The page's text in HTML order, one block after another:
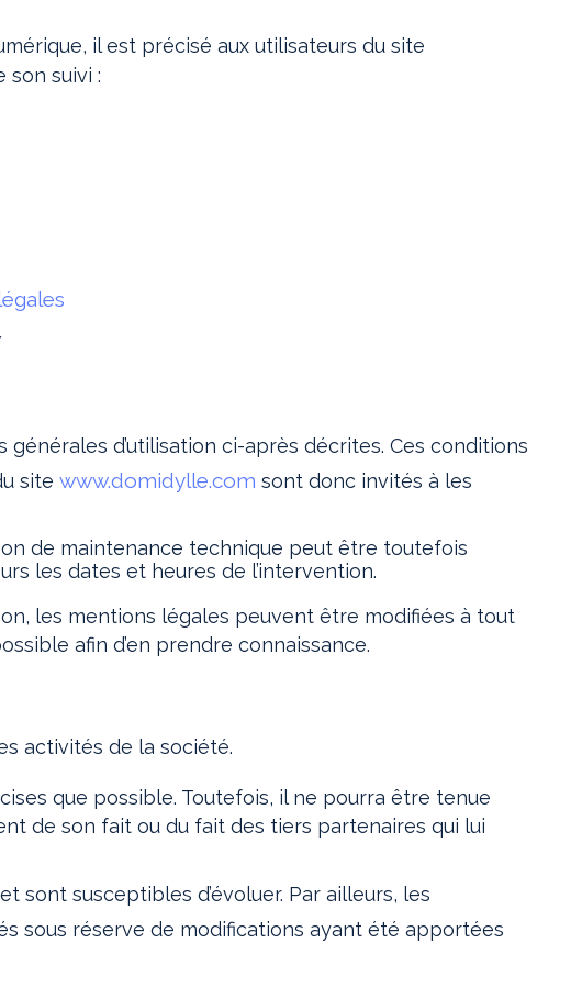
il est précisé aux utilisateurs du site
son suivi :
d’utilisation ci-après décrites. Ces conditions
site www.domidylle.com sont donc invités à les
de maintenance technique peut être toutefois
les dates et heures de l’intervention.
les mentions légales peuvent être modifiées à tout
afin d’en prendre connaissance.
activités de la société.
que possible. Toutefois, il ne pourra être tenue
de son fait ou du fait des tiers partenaires qui lui
sont susceptibles d’évoluer. Par ailleurs, les
sous réserve de modifications ayant été apportées